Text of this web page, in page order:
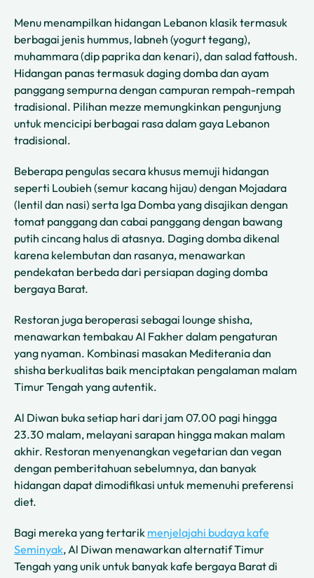
Menu menampilkan hidangan Lebanon klasik termasuk
berbagai jenis hummus, labneh (yogurt tegang),
muhammara (dip paprika dan kenari), dan salad fattoush.
Hidangan panas termasuk daging domba dan ayam
panggang sempurna dengan campuran rempah-rempah
tradisional. Pilihan mezze memungkinkan pengunjung
untuk mencicipi berbagai rasa dalam gaya Lebanon
tradisional.
Beberapa pengulas secara khusus memuji hidangan
seperti Loubieh (semur kacang hijau) dengan Mojadara
(lentil dan nasi) serta Iga Domba yang disajikan dengan
tomat panggang dan cabai panggang dengan bawang
putih cincang halus di atasnya. Daging domba dikenal
karena kelembutan dan rasanya, menawarkan
pendekatan berbeda dari persiapan daging domba
bergaya Barat.
Restoran juga beroperasi sebagai lounge shisha,
menawarkan tembakau Al Fakher dalam pengaturan
yang nyaman. Kombinasi masakan Mediterania dan
shisha berkualitas baik menciptakan pengalaman malam
Timur Tengah yang autentik.
Al Diwan buka setiap hari dari jam 07.00 pagi hingga
23.30 malam, melayani sarapan hingga makan malam
akhir. Restoran menyenangkan vegetarian dan vegan
dengan pemberitahuan sebelumnya, dan banyak
hidangan dapat dimodifikasi untuk memenuhi preferensi
diet.
Bagi mereka yang tertarik menjelajahi budaya kafe
Seminyak, Al Diwan menawarkan alternatif Timur
Tengah yang unik untuk banyak kafe bergaya Barat di